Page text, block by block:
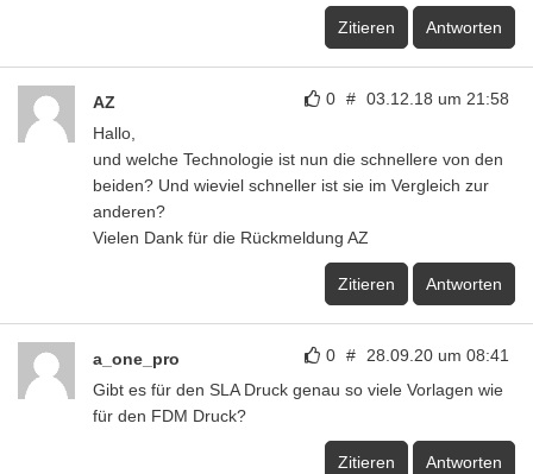
Zitieren Antworten
0 # 03.12.18 um 21:58
AZ
Hallo,
und welche Technologie ist nun die schnellere von den
beiden? Und wieviel schneller ist sie im Vergleich zur
anderen?
Vielen Dank für die Rückmeldung AZ
Zitieren Antworten
0 # 28.09.20 um 08:41
a_one_pro
Gibt es für den SLA Druck genau so viele Vorlagen wie
für den FDM Druck?
Zitieren Antworten